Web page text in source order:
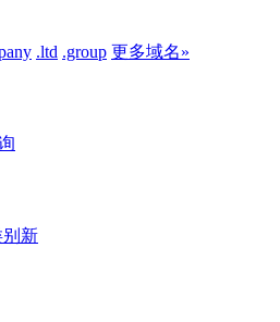
.ltd .group 更多域名»
新